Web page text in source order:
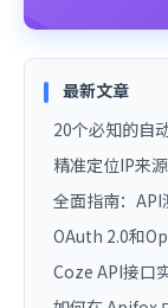
最新文章
20个必知的自
精准定位IP来
全面指南：
OAuth 2.0和
Coze API接口